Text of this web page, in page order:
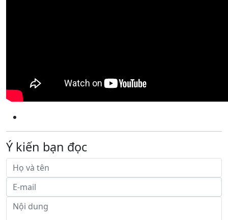
Ý kiến bạn đọc